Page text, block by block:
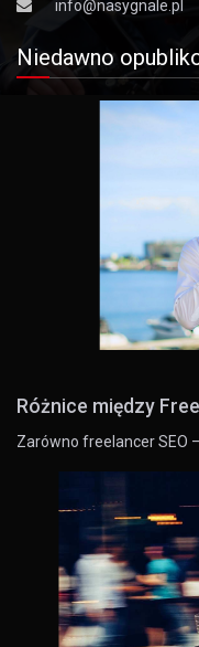
info@nasygnale.pl
Niedawno
Różnice między
Zarówno freelancer SEO